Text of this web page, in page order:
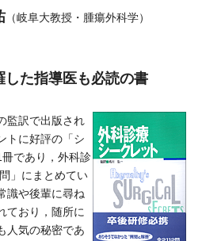
（岐阜大教授・腫瘍外科学）
た指導医も必読の書
監訳で出版され
トに好評の「シ
であり，外科診
」にまとめてい
識や後輩に尋ね
ており，随所に
人気の秘密であ